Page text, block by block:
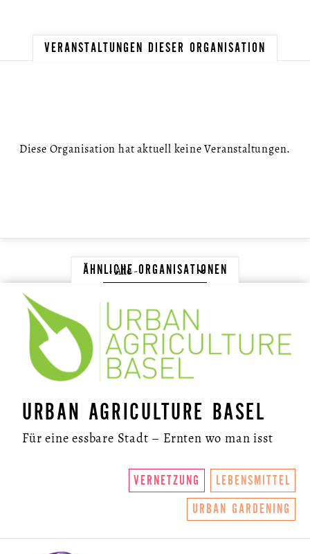
VERANSTALTUNGEN DIESER ORGANISATION
Diese Organisation hat aktuell keine Veranstaltungen.
ÄHNLICHE ORGANISATIONEN
URBAN AGRICULTURE BASEL
Für eine essbare Stadt – Ernten wo man isst
VERNETZUNG LEBENSMITTEL
URBAN GARDENING